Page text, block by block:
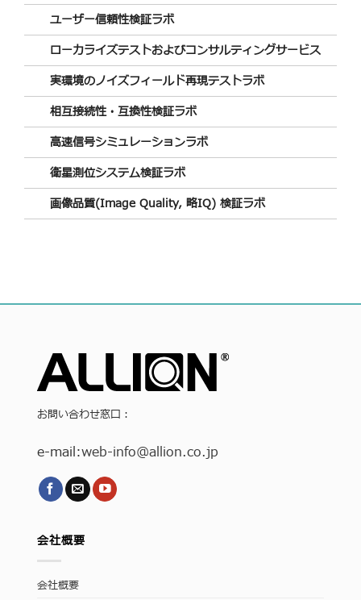
ユーザー信頼性検証ラボ
ローカライズテストおよびコンサルティングサービス
実環境のノイズフィールド再現テストラボ
相互接続性・互換性検証ラボ
高速信号シミュレーションラボ
衛星測位システム検証ラボ
画像品質(Image Quality, 略IQ) 検証ラボ
お問い合わせ窓口：
e-mail:web-info@allion.co.jp
会社概要
会社概要